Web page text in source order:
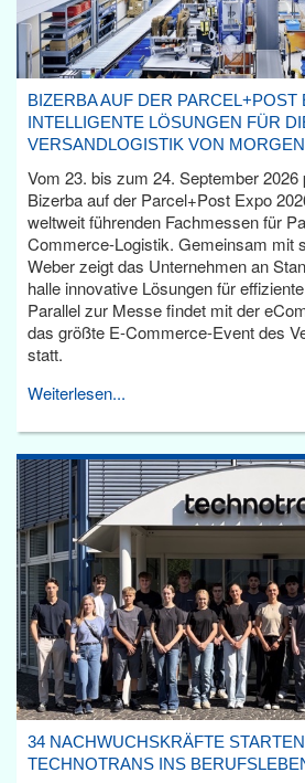
BIZERBA AUF DER PARCEL+POST
INTELLIGENTE LÖSUNGEN FÜR
VERSANDLOGISTIK VON MORGEN
Vom 23. bis zum 24. September
Bizerba auf der Parcel+Post Expo
weltweit führenden Fachmessen für
Commerce-Logistik. Gemeinsam mit
Weber zeigt das Unternehmen an
halle innovative Lösungen für
Parallel zur Messe findet mit der
das größte E-Commerce-Event des
statt.
Weiterlesen...
34 NACHWUCHSKRÄFTE
TECHNOTRANS INS